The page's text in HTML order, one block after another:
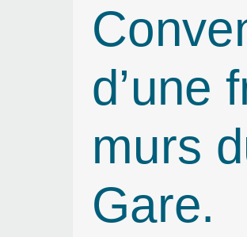
d’une
murs
Gare.